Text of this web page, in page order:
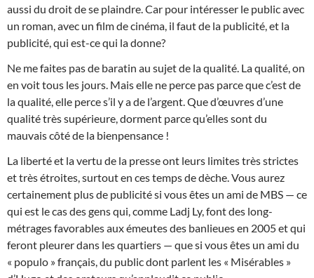
aussi du droit de se plaindre. Car pour intéresser le public avec
un roman, avec un film de cinéma, il faut de la publicité, et la
publicité, qui est-ce qui la donne?
Ne me faites pas de baratin au sujet de la qualité. La qualité, on
en voit tous les jours. Mais elle ne perce pas parce que c’est de
la qualité, elle perce s’il y a de l’argent. Que d’œuvres d’une
qualité très supérieure, dorment parce qu’elles sont du
mauvais côté de la bienpensance !
La liberté et la vertu de la presse ont leurs limites très strictes
et très étroites, surtout en ces temps de dèche. Vous aurez
certainement plus de publicité si vous êtes un ami de MBS — ce
qui est le cas des gens qui, comme Ladj Ly, font des long-
métrages favorables aux émeutes des banlieues en 2005 et qui
feront pleurer dans les quartiers — que si vous êtes un ami du
« populo » français, du public dont parlent les « Misérables »